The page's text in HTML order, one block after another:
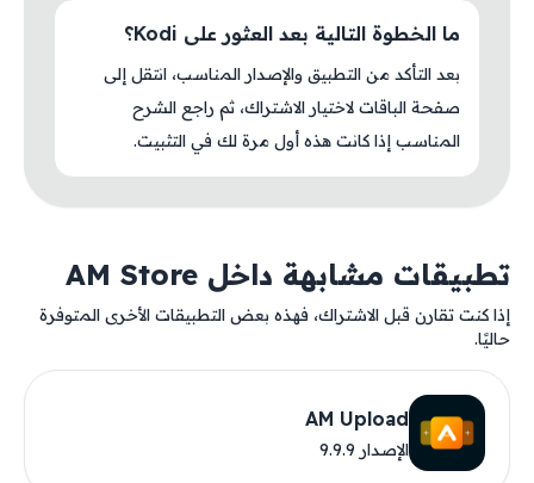
ما الخطوة التالية بعد العثور على Kodi؟
بعد التأكد من التطبيق والإصدار المناسب، انتقل إلى
صفحة الباقات لاختيار الاشتراك، ثم راجع الشرح
المناسب إذا كانت هذه أول مرة لك في التثبيت.
تطبيقات مشابهة داخل AM Store
إذا كنت تقارن قبل الاشتراك، فهذه بعض التطبيقات الأخرى المتوفرة
حاليًا.
AM Upload
الإصدار 9.9.9